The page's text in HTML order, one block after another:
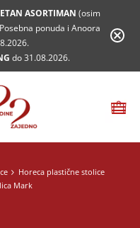
ASORTIMAN (osim
ponuda i Anoora
do 31.08.2026.
Horeca plastične stolice
Mark